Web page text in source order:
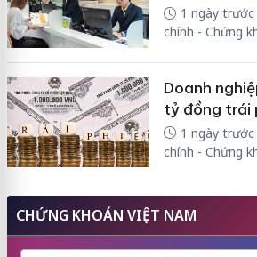
1 ngày trước
chính - Chứng
Doanh
tỷ đồng trái
1 ngày trước
chính - Chứng
CHỨNG KHOÁN VIỆT NAM